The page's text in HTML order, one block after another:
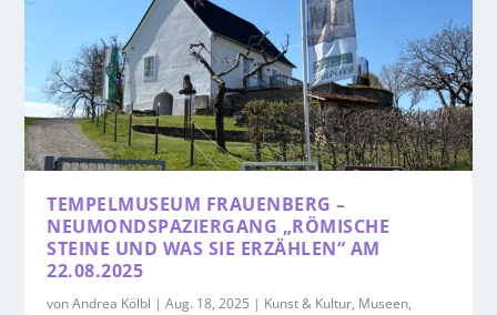
TEMPELMUSEUM FRAUENBERG –
NEUMONDSPAZIERGANG „RÖMISCHE
STEINE UND WAS SIE ERZÄHLEN“ AM
22.08.2025
vonAndrea Kölbl |Aug. 18, 2025 | Kunst & Kultur, Museen,